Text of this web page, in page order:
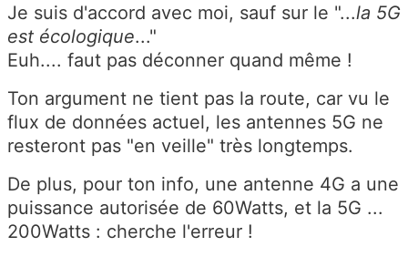
Je suis d'accord avec moi, sauf sur le "...la 5G
est écologique..."
Euh.... faut pas déconner quand même !
Ton argument ne tient pas la route, car vu le
flux de données actuel, les antennes 5G ne
resteront pas "en veille" très longtemps.
De plus, pour ton info, une antenne 4G a une
puissance autorisée de 60Watts, et la 5G ...
200Watts : cherche l'erreur !